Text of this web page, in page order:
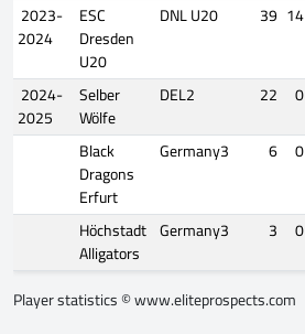
2023-
2024
ESC
Dresden
U20
DNL U20 39 14
2024-
2025
Selber
Wölfe
DEL2 22 0
Black
Dragons
Erfurt
Germany3 6 0
Höchstadt
Alligators
Germany3 3 0
Player statistics ©www.eliteprospects.com